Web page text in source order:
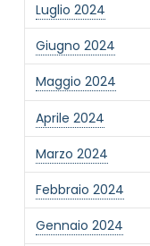
Luglio 2024
Giugno 2024
Maggio 2024
Aprile 2024
Marzo 2024
Febbraio 2024
Gennaio 2024